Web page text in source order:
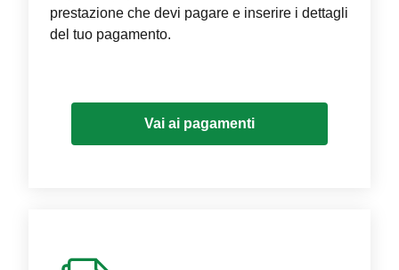
prestazione che devi pagare e inserire i dettagli
del tuo pagamento.
Vai ai pagamenti